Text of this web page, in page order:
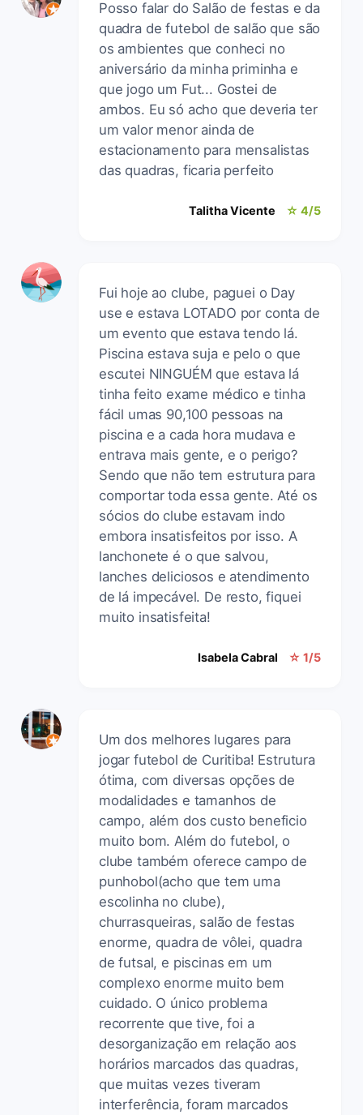
Posso falar do Salão de festas e da
quadra de futebol de salão que são
os ambientes que conheci no
aniversário da minha priminha e
que jogo um Fut... Gostei de
ambos. Eu só acho que deveria ter
um valor menor ainda de
estacionamento para mensalistas
das quadras, ficaria perfeito
Talitha Vicente ☆ 4/5
Fui hoje ao clube, paguei o Day
use e estava LOTADO por conta de
um evento que estava tendo lá.
Piscina estava suja e pelo o que
escutei NINGUÉM que estava lá
tinha feito exame médico e tinha
fácil umas 90,100 pessoas na
piscina e a cada hora mudava e
entrava mais gente, e o perigo?
Sendo que não tem estrutura para
comportar toda essa gente. Até os
sócios do clube estavam indo
embora insatisfeitos por isso. A
lanchonete é o que salvou,
lanches deliciosos e atendimento
de lá impecável. De resto, fiquei
muito insatisfeita!
Isabela Cabral ☆ 1/5
Um dos melhores lugares para
jogar futebol de Curitiba! Estrutura
ótima, com diversas opções de
modalidades e tamanhos de
campo, além dos custo beneficio
muito bom. Além do futebol, o
clube também oferece campo de
punhobol(acho que tem uma
escolinha no clube),
churrasqueiras, salão de festas
enorme, quadra de vôlei, quadra
de futsal, e piscinas em um
complexo enorme muito bem
cuidado. O único problema
recorrente que tive, foi a
desorganização em relação aos
horários marcados das quadras,
que muitas vezes tiveram
interferência, foram marcados